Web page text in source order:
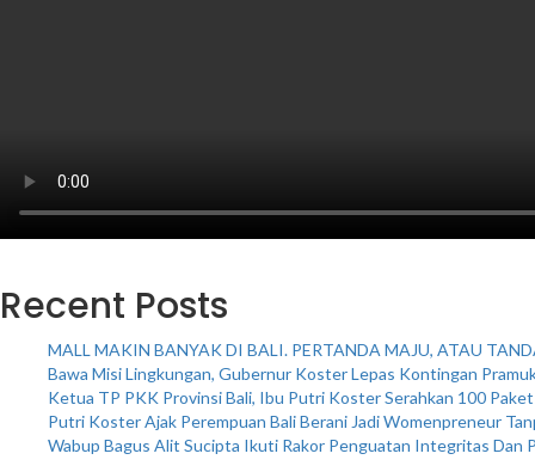
Recent Posts
MALL MAKIN BANYAK DI BALI. PERTANDA MAJU, ATAU
Bawa Misi Lingkungan, Gubernur Koster Lepas Kontingan
Ketua TP PKK Provinsi Bali, Ibu Putri Koster Serahkan 100
Putri Koster Ajak Perempuan Bali Berani Jadi Womenpreneur
Wabup Bagus Alit Sucipta Ikuti Rakor Penguatan Integritas Dan